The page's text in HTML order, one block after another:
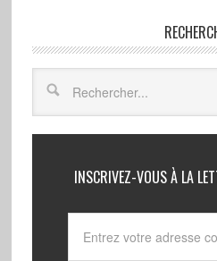
INSCRIVEZ-VOUS À LA